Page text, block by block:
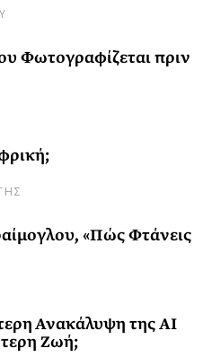
Φωτογραφίζεται πριν
«Πώς Φτάνεις
Ανακάλυψη της AI
Ζωή;